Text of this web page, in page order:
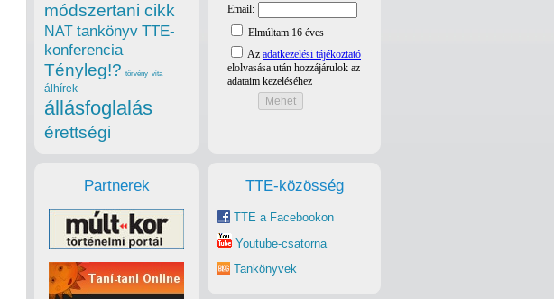
TTE-közösség
TTE a Facebookon
Youtube-csatorna
Tankönyvek
módszertani cikk
NAT tankönyv TTE-
konferencia
Tényleg!? törvény vita
álhírek
állásfoglalás
érettségi
Partnerek